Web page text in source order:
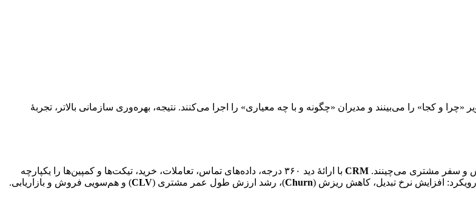
CRM
Churn)، رشد ارزش طول عمر مشتری (CLV) و هم‌سویی فروش و بازاریابی.